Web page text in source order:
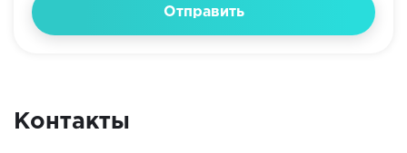
Контакты
Отправить